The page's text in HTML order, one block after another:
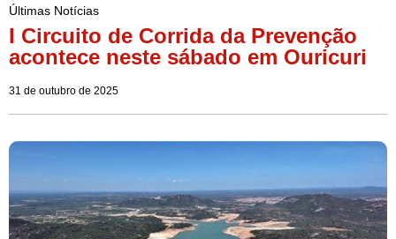
Últimas Notícias
I Circuito de Corrida da Prevenção
acontece neste sábado em Ouricuri
31 de outubro de 2025